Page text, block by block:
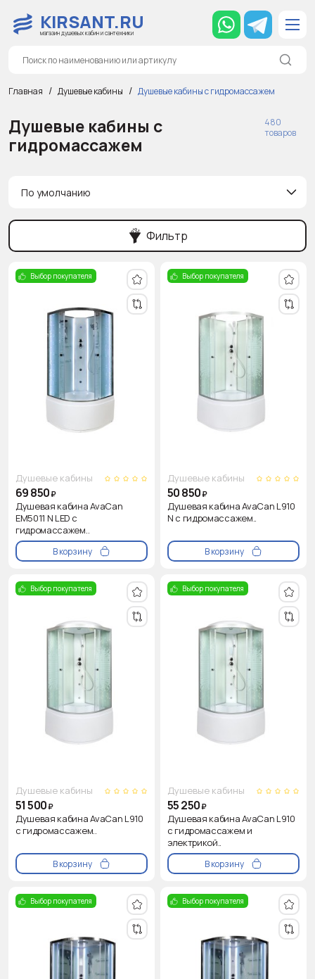
KIRSANT.RU
магазин душевых кабин и сантехники
Главная Душевые кабины Душевые кабины с гидромассажем
Душевые кабины с
гидромассажем
480
товаров
По умолчанию
Фильтр
Выбор покупателя
Душевые кабины
69 850₽
Душевая кабина AvaCan
EM5011 N LED с
гидромассажем..
В корзину
Выбор покупателя
Душевые кабины
50 850₽
Душевая кабина AvaCan L910
N с гидромассажем..
В корзину
Выбор покупателя
Душевые кабины
51 500₽
Душевая кабина AvaCan L910
с гидромассажем..
В корзину
Выбор покупателя
Душевые кабины
55 250₽
Душевая кабина AvaCan L910
с гидромассажем и
электрикой..
В корзину
Выбор покупателя Выбор покупателя